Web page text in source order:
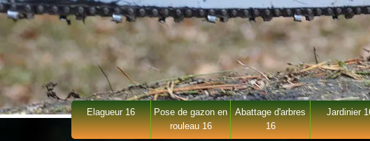
Elagueur 16
Pose de gazon en
rouleau 16
Abattage d'arbres
16
Jardinier